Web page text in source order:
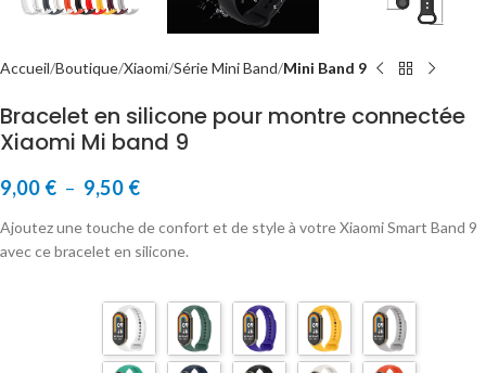
Accueil Boutique Xiaomi Série Mini Band Mini Band 9
Bracelet en silicone pour montre connectée
Xiaomi Mi band 9
9,00 € – 9,50 €
Ajoutez une touche de confort et de style à votre Xiaomi Smart Band 9
avec ce bracelet en silicone.